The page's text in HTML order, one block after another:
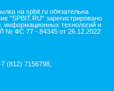
на spbit.ru обязательна
"SPBIT.RU" зарегистрировано
информационных технологий и
№ ФС 77 - 84345 от 26.12.2022
(812) 7156798,